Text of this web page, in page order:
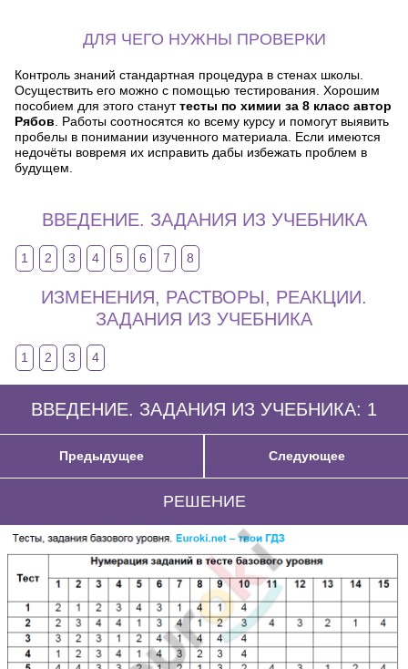
ДЛЯ ЧЕГО НУЖНЫ ПРОВЕРКИ
Контроль знаний стандартная процедура в стенах школы.
Осуществить его можно с помощью тестирования. Хорошим
пособием для этого стануттесты по химии за 8 класс автор
Рябов . Работы соотносятся ко всему курсу и помогут выявить
пробелы в понимании изученного материала. Если имеются
недочёты вовремя их исправить дабы избежать проблем в
будущем.
ВВЕДЕНИЕ. ЗАДАНИЯ ИЗ УЧЕБНИКА
1 2 3 4 5 6 7 8
ИЗМЕНЕНИЯ, РАСТВОРЫ, РЕАКЦИИ.
ЗАДАНИЯ ИЗ УЧЕБНИКА
1 2 3 4
ВВЕДЕНИЕ. ЗАДАНИЯ ИЗ УЧЕБНИКА: 1
Предыдущее Следующее
РЕШЕНИЕ